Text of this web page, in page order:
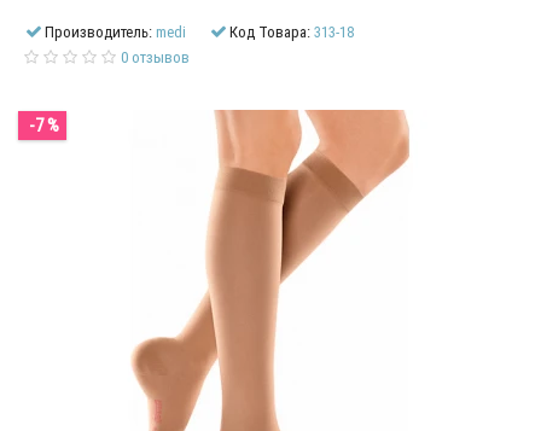
Производитель:medi Код Товара:313-18
0 отзывов
-7 %